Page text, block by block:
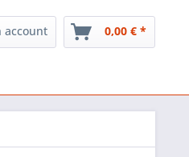
account 0,00 € *